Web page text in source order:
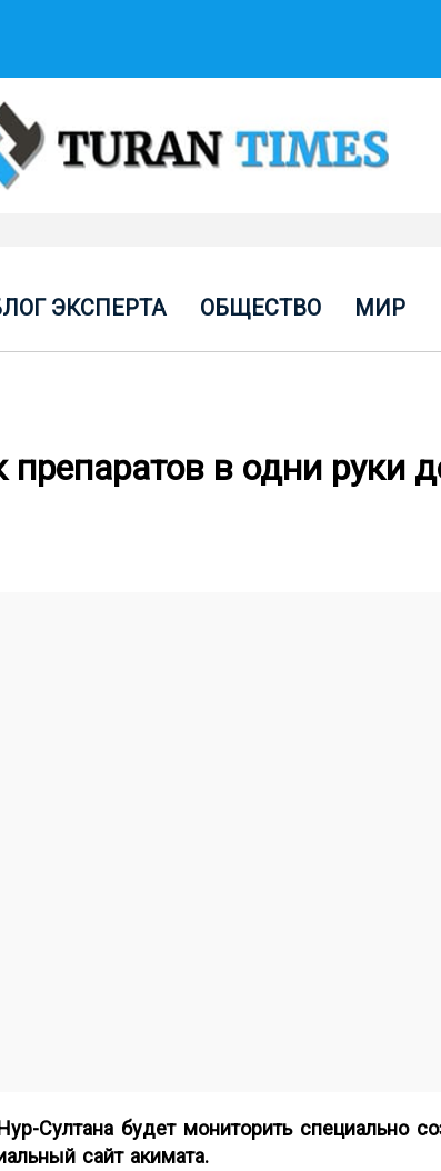
ЭКСПЕРТА ОБЩЕСТВО МИР
препаратов в одни руки
Султана будет мониторить специально
сайтакимата.